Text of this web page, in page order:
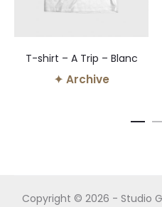
T-shirt – A Trip – Blanc
✦ Archive
Copyright © 2026 - Studio